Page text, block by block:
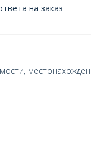
на заказ